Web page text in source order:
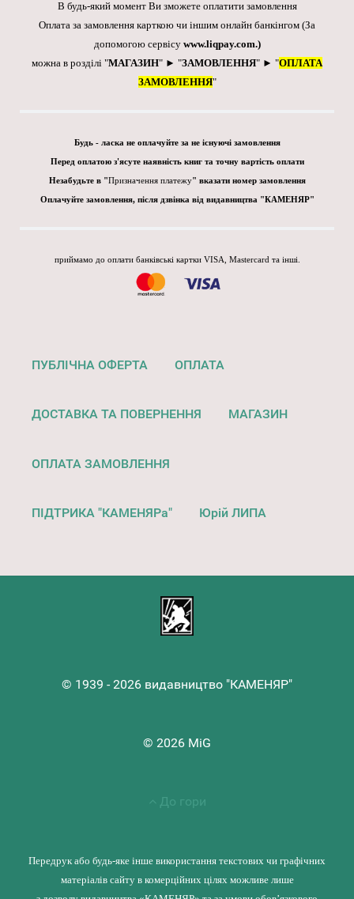
В будь-який момент Ви зможете оплатити замовлення
Оплата за замовлення карткою чи іншим онлайн банкінгом (За
допомогою сервісу www.liqpay.com.)
можна в розділі "МАГАЗИН" ► "ЗАМОВЛЕННЯ" ► "ОПЛАТА
ЗАМОВЛЕННЯ"
Будь - ласка не оплачуйте за не існуючі замовлення
Перед оплатою з'ясуте наявність книг та точну вартість оплати
Незабудьте в "Призначення платежу" вказати номер замовлення
Оплачуйте замовлення, після дзвінка від видавництва "КАМЕНЯР"
приймамо до оплати банківські картки VISA, Mastercard та інші.
ПУБЛІЧНА ОФЕРТА ОПЛАТА
ДОСТАВКА ТА ПОВЕРНЕННЯ МАГАЗИН
ОПЛАТА ЗАМОВЛЕННЯ
ПІДТРИКА "КАМЕНЯРа" Юрій ЛИПА
© 1939 - 2026 видавництво "КАМЕНЯР"
© 2026 MiG
До гори
Передрук або будь-яке інше використання текстових чи графічних
матеріалів сайту в комерційних цілях можливе лише